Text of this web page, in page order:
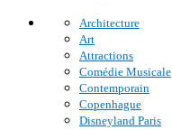
Architecture
Art
Attractions
Comédie Musicale
Contemporain
Copenhague
Disneyland Paris